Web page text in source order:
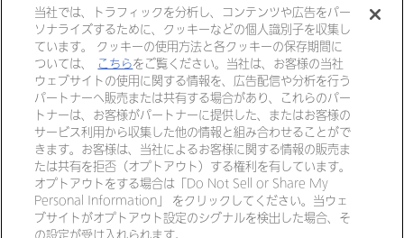
大塚ホールディングス
大塚製薬 大塚製薬工場
大鵬薬品工業
大塚倉庫
大塚化学
大塚食品
大塚メディカルデバイス
リンク
個人情報・特定個人情報につい
て
ご利用ガイド サイトマップ
当社では、トラフィックを分析し、コンテンツや広告をパー
ソナライズするために、クッキーなどの個人識別子を収集し
ています。 クッキーの使用方法と各クッキーの保存期間に
ついては、
こちらをご覧ください。当社は、お客様の当社
ウェブサイトの使用に関する情報を、広告配信や分析を行う
パートナーへ販売または共有する場合があり、これらのパー
トナーは、お客様がパートナーに提供した、またはお客様の
サービス利用から収集した他の情報と組み合わせることがで
きます。お客様は、当社によるお客様に関する情報の販売ま
たは共有を拒否（オプトアウト）する権利を有しています。
オプトアウトをする場合は「Do Not Sell or Share My
Personal Information」 をクリックしてください。当ウェ
ブサイトがオプトアウト設定のシグナルを検出した場合、そ